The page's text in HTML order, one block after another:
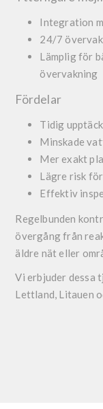
Integration
24/7
Lämplig för
övervakning
Fördelar
Tidig
Minskade
Mer exakt
Lägre risk
Effektiv
Regelbunden
övergång från
äldre nät eller
Vi erbjuder dessa
Lettland, Litauen